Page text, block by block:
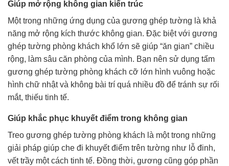
Giúp mở rộng không gian kiến trúc
Một trong những ứng dụng của gương ghép tường là khả
năng mở rộng kích thước không gian. Đặc biệt với gương
ghép tường phòng khách khổ lớn sẽ giúp “ăn gian” chiều
rộng, làm sâu căn phòng của mình. Bạn nên sử dụng tấm
gương ghép tường phòng khách cỡ lớn hình vuông hoặc
hình chữ nhật và không bài trí quá nhiều đồ để tránh sự rối
mắt, thiếu tinh tế.
Giúp khắc phục khuyết điểm trong không gian
Treo gương ghép tường phòng khách là một trong những
giải pháp giúp che đi khuyết điểm trên tường như lỗ đinh,
vết trầy một cách tinh tế. Đồng thời, gương cũng góp phần